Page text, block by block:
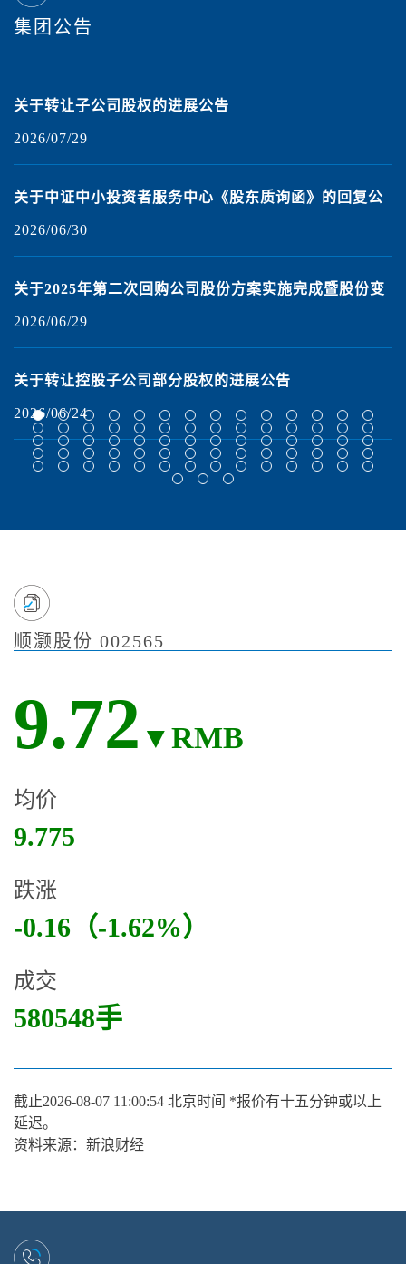
集团公告
关于转让子公司股权的进展公告
2026/07/29
关于中证中小投资者服务中心《股东质询函》的回复公
告
2026/06/30
关于2025年第二次回购公司股份方案实施完成暨股份变
动的公告
2026/06/29
关于转让控股子公司部分股权的进展公告
2026/06/24
顺灏股份 002565
9.72 ▼RMB
均价
9.775
跌涨
-0.16（-1.62%）
成交
580548手
截止2026-08-07 11:00:54 北京时间 *报价有十五分钟或以上
延迟。
资料来源：新浪财经